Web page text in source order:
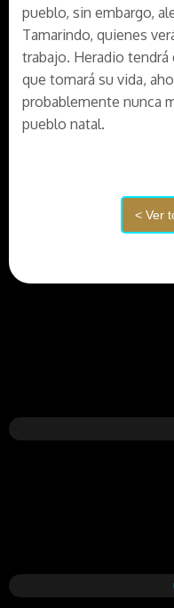
pueblo, sin embargo,
Tamarindo, quienes
trabajo. Heradio
que tomará su vida,
probablemente nunca
pueblo natal.